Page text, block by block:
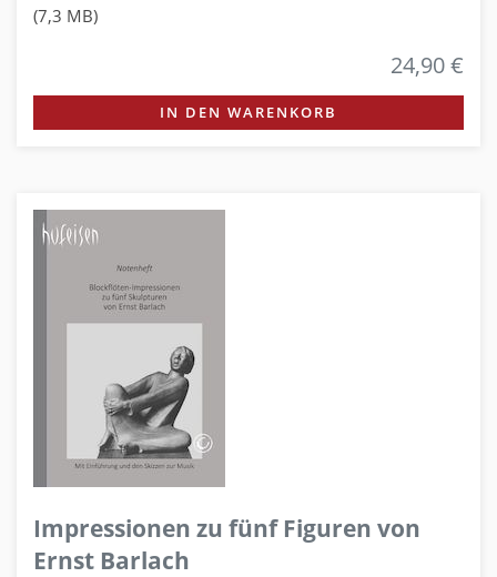
(7,3 MB)
24,90 €
IN DEN WARENKORB
Impressionen zu fünf Figuren von
Ernst Barlach